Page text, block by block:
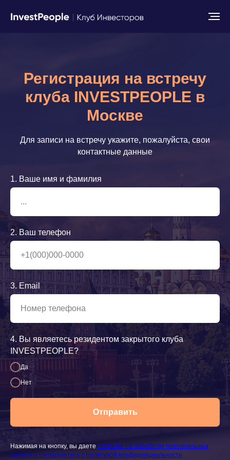
Регистрация на встречу
клуба INVESTPEOPLE в
Москве
Для записи на встречу укажите, пожалуйста, свои
контактные данные
1. Ваше имя и фамилия
2. Ваш телефон
3. Email
4. Вы являетесь резидентом закрытого клуба
INVESTPEOPLE?
Да
Нет
Отправить
Нажимая на кнопку, вы даете согласие на обработку персональных
данных и соглашаетесь c политикой конфиденциальности